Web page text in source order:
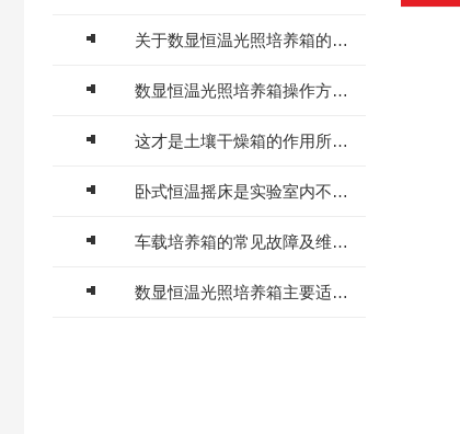
关于数显恒温光照培养箱的应用用途介绍
数显恒温光照培养箱操作方法及维护须知
这才是土壤干燥箱的作用所在吗？
卧式恒温摇床是实验室内不可少的精密设备
车载培养箱的常见故障及维修要点，不看后悔！
数显恒温光照培养箱主要适用于环境监测等部门